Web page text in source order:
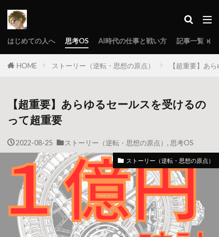
はじめての人へ 思考OS AI時代の仕事と戦い方 記事一覧
HOME ストーリー（逆転・思想の原点） 【超重要】あ
【超重要】あらゆるセールスを受けるの
って超重要
2022-08-25 ストーリー（逆転・思想の原点） , 思考OS
ストーリー（逆転・思想の原点）